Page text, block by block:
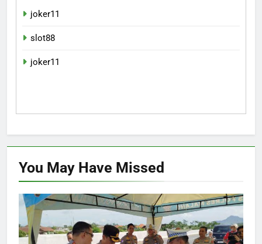
joker11
slot88
joker11
You May Have Missed
HUKUM